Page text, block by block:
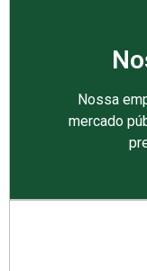
Nossa
mercado